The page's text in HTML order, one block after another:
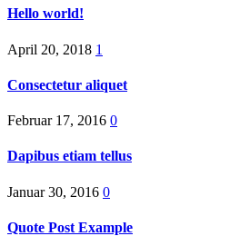
Hello world!
April 20, 2018 1
Consectetur aliquet
Februar 17, 2016 0
Dapibus etiam tellus
Januar 30, 2016 0
Quote Post Example